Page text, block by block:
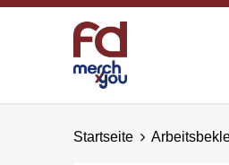
Startseite